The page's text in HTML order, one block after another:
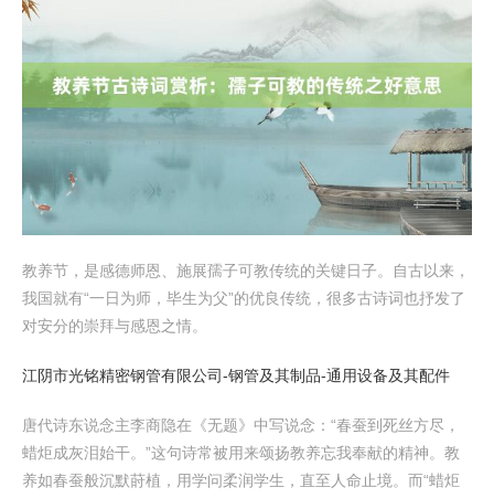
教养节，是感德师恩、施展孺子可教传统的关键日子。自古以来，
我国就有“一日为师，毕生为父”的优良传统，很多古诗词也抒发了
对安分的崇拜与感恩之情。
江阴市光铭精密钢管有限公司-钢管及其制品-通用设备及其配件
唐代诗东说念主李商隐在《无题》中写说念：“春蚕到死丝方尽，
蜡炬成灰泪始干。”这句诗常被用来颂扬教养忘我奉献的精神。教
养如春蚕般沉默莳植，用学问柔润学生，直至人命止境。而“蜡炬